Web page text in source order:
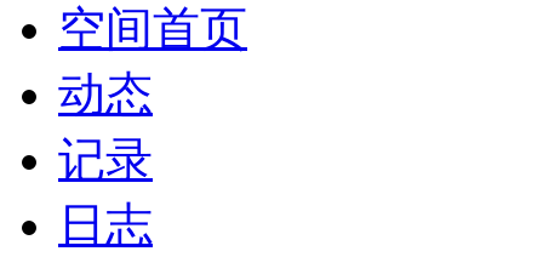
空间首页
动态
记录
日志